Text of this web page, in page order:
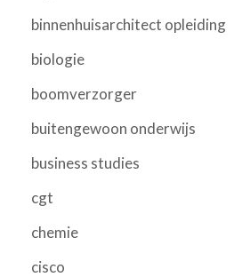
binnenhuisarchitect opleiding
biologie
boomverzorger
buitengewoon onderwijs
business studies
cgt
chemie
cisco